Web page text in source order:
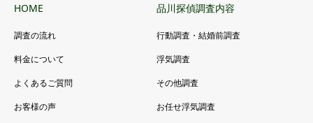
HOME
調査の流れ
料金について
よくあるご質問
お客様の声
品川探偵調査内容
行動調査・結婚前調査
浮気調査
その他調査
お任せ浮気調査